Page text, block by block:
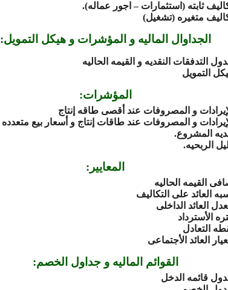
ثابته (استثمارات – اجور عماله).
متغيره (تشغيل)
الجداوال الماليه و المؤشرات و هيكل التمويل:
التدفقات النقديه و القيمه الحاليه
التمويل
المؤشرات:
و المصروفات عند أقصى طاقه إنتاج
و المصروفات عند طاقات إنتاج و أسعار بيع متعدده
المشروع.
الربحيه.
المعايير:
القيمه الحاليه
العائد على التكاليف
العائد الداخلى
الأسترداد
التعادل
العائد الأجتماعى
القوائم الماليه و جداول الخصم:
قائمه الدخل